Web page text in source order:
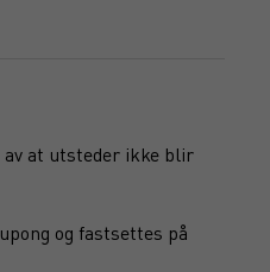
av at utsteder ikke blir
og fastsettes på